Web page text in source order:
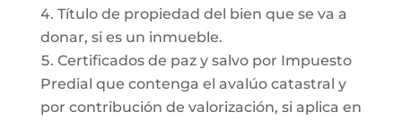
Título de propiedad del bien que se va a
donar, si es un inmueble.
Certificados de paz y salvo por Impuesto
Predial que contenga el avalúo catastral y
por contribución de valorización, si aplica en